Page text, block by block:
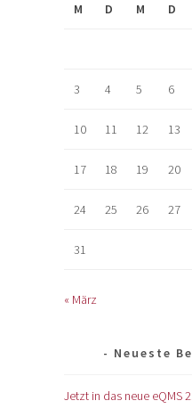
M
D M D
3 4 5 6
10 11 12 13
17 18 19 20
24 25 26 27
31
« März
Neueste
Jetzt in das neue eQMS